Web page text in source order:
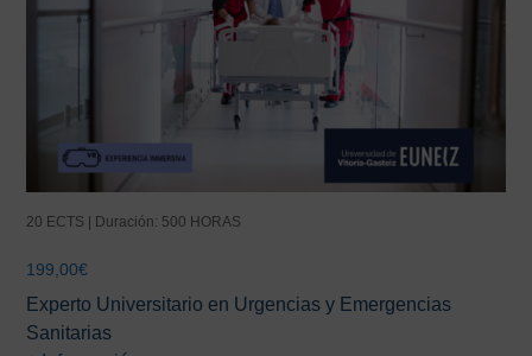
20 ECTS | Duración: 500 HORAS
199,00€
Experto Universitario en Urgencias y Emergencias
Sanitarias